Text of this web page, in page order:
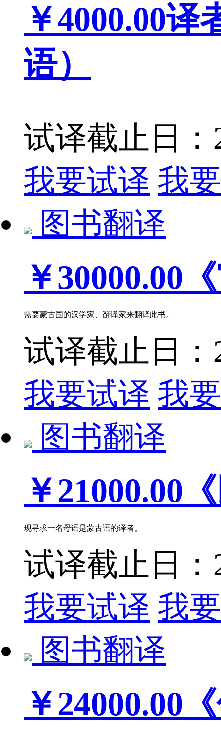
￥4000.00译
语）
试译截止日：
我要试译 我
图书翻译
￥30000.00
需要蒙古国的汉学家、翻译家来翻译此书。
试译截止日：
我要试译 我
图书翻译
￥21000.00
现寻求一名母语是蒙古语的译者。
试译截止日：
我要试译 我
图书翻译
￥24000.00